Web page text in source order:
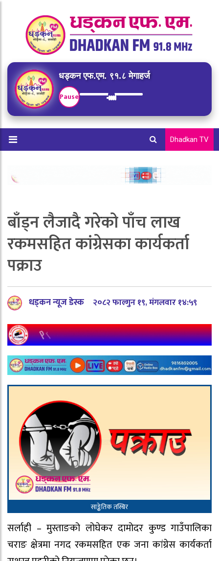
धड्कन एफ.एम. ९१.८ मेगाहर्ज
Pause
Dhadkan TV
बाँड्न लैजादै गरेको पाँच लाख
रकमसहित कांग्रेसका कार्यकर्ता
पक्राउ
धड्कन न्यूज डेस्क २०८२ फाल्गुन १९, मंगलवार १४:५९
साङ्केतिक तस्बिर
सर्लाही – मुस्ताङको लोघेकर दामोदर कुण्ड गाउँपालिका
चराङ क्षेत्रमा नगद रकमसहित एक जना कांग्रेस कार्यकर्ता